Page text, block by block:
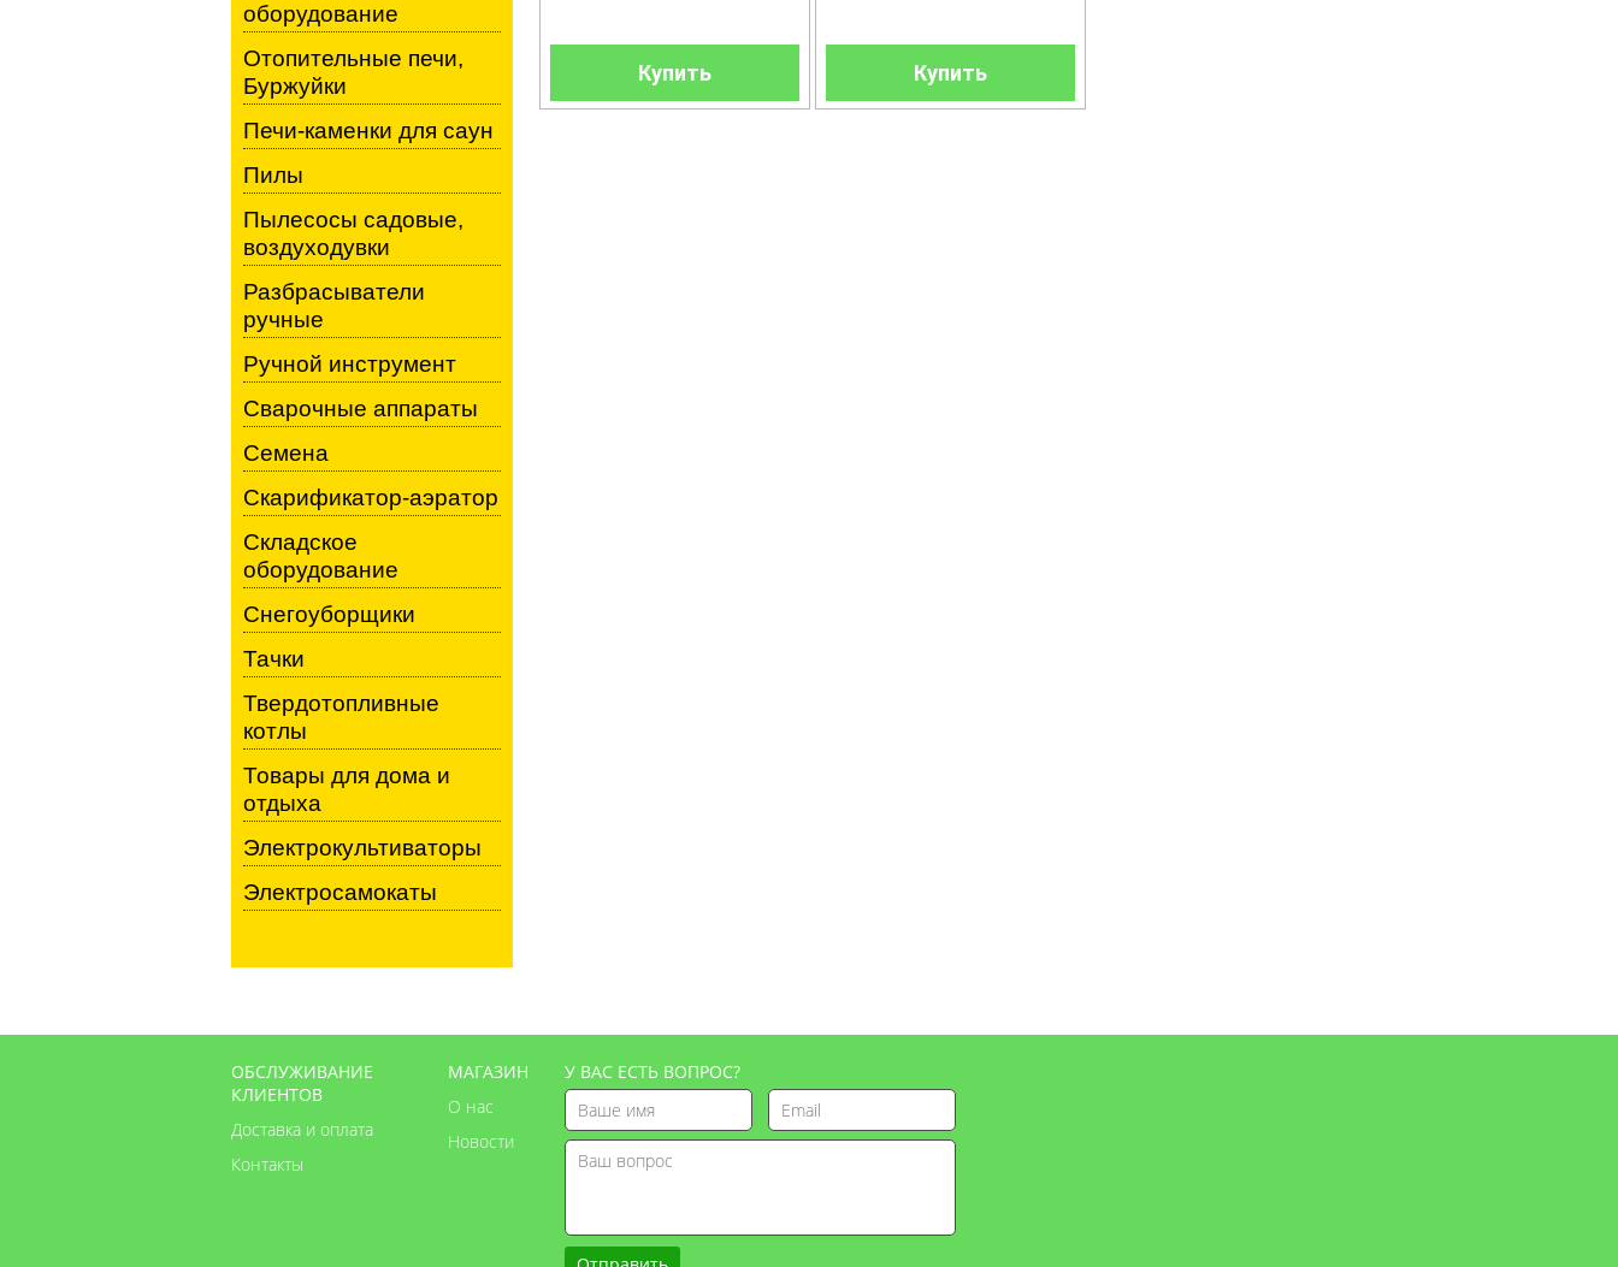
Купить Купить
оборудование
Отопительные печи,
Буржуйки
Печи-каменки для саун
Пилы
Пылесосы садовые,
воздуходувки
Разбрасыватели
ручные
Ручной инструмент
Сварочные аппараты
Семена
Скарификатор-аэратор
Складское
оборудование
Снегоуборщики
Тачки
Твердотопливные
котлы
Товары для дома и
отдыха
Электрокультиваторы
Электросамокаты
ОБСЛУЖИВАНИЕ
КЛИЕНТОВ
Доставка и оплата
Контакты
МАГАЗИН
О нас
Новости
У ВАС ЕСТЬ ВОПРОС?